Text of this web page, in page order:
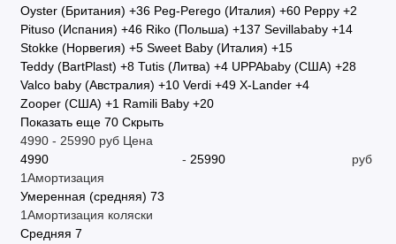
Oyster (Британия) +36 Peg-Perego (Италия) +60 Peppy +2
Pituso (Испания) +46 Riko (Польша) +137 Sevillababy +14
Stokke (Норвегия) +5 Sweet Baby (Италия) +15
Teddy (BartPlast) +8 Tutis (Литва) +4 UPPAbaby (США) +28
Valco baby (Австралия) +10 Verdi +49 X-Lander +4
Zooper (США) +1 Ramili Baby +20
Показать еще 70 Скрыть
4990- 25990руб Цена
-
руб
1Амортизация
Умеренная (средняя) 73
1Амортизация коляски
Средняя 7